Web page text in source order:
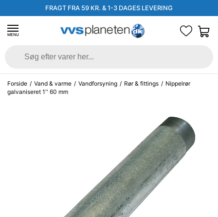
FRAGT FRA 59 KR. & 1-3 DAGES LEVERING
MENU
Forside / Vand & varme / Vandforsyning / Rør & fittings / Nippelrør
galvaniseret 1'' 60 mm